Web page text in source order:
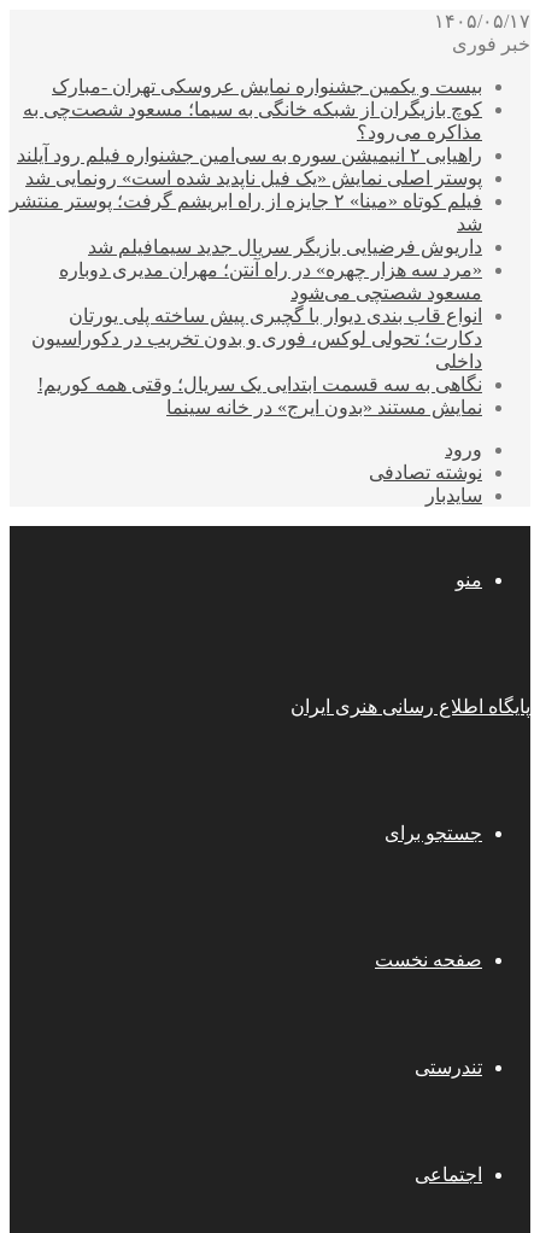
۱۴۰۵/۰۵/۱۷
خبر فوری
بیست و یکمین جشنواره نمایش عروسکی تهران -مبارک
کوچ بازیگران از شبکه خانگی به سیما؛ مسعود شصت‌چی به
مذاکره می‌رود؟
راهیابی ۲ انیمیشن سوره به سی‌امین جشنواره فیلم رود آیلند
پوستر اصلی نمایش «یک فیل ناپدید شده است» رونمایی شد
فیلم کوتاه «مینا» ۲ جایزه از راه ابریشم گرفت؛ پوستر منتشر
شد
داریوش فرضیایی بازیگر سریال جدید سیمافیلم شد
«مرد سه هزار چهره» در راه آنتن؛ مهران مدیری دوباره
مسعود شصتچی می‌شود
انواع قاب بندی دیوار با گچبری پیش ساخته پلی یورتان
دکارت؛ تحولی لوکس، فوری و بدون تخریب در دکوراسیون
داخلی
نگاهی به سه قسمت ابتدایی یک سریال؛ وقتی همه کوریم!
نمایش مستند «بدون ایرج» در خانه سینما
ورود
نوشته تصادفی
سایدبار
منو
پایگاه اطلاع رسانی هنری ایران
جستجو برای
صفحه نخست
تندرستی
اجتماعی